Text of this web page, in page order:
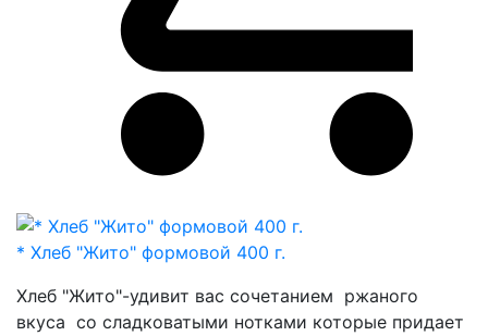
* Хлеб "Жито" формовой 400 г.
Хлеб "Жито"-удивит вас сочетанием ржаного
вкуса со сладковатыми нотками которые придает